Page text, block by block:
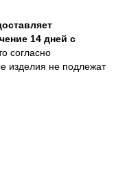
14 дней с
согласно
изделия не подлежат